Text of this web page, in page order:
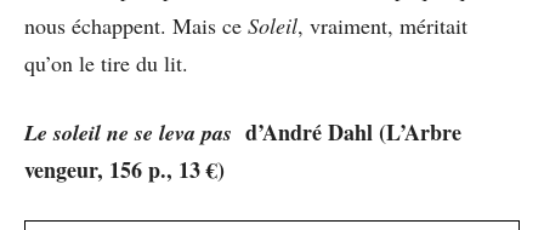
nous échappent. Mais ce Soleil, vraiment, méritait
qu’on le tire du lit.
Le soleil ne se leva pas d’André Dahl (L’Arbre
vengeur, 156 p., 13 €)